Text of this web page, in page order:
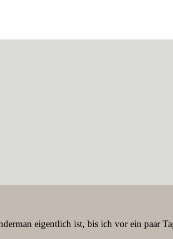
eigentlich ist, bis ich vor ein paar